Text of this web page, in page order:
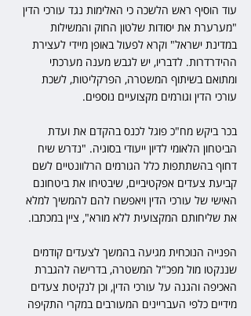
עוד הוסיף ראש הלשכה כי האלימות נגד עורכי הדין
"מערערת את יסודות שלטון החוק והמשילות
במדינת ישראל" וקרא לפעול באופן מיידי לעצירת
ההידרדרות. לדבריו, יש לגבש מענה מערכתי
ומתואם בשיתוף המשטרה, הפרקליטות, לשכת
עורכי הדין וגורמים מקצועיים נוספים.
בכר ביקש מח"כ פוגל לכנס בהקדם את ועדת
הביטחון הלאומי לדיון ייעודי בסוגיה. "נדרש שיח
דחוף בהשתתפות כלל הגורמים הרלוונטיים לשם
קביעת צעדים אפקטיביים, שיבטיחו את ביטחונם
האישי של עורכי הדין ויאפשרו להם להמשיך למלא
את שליחותם המקצועית ללא מורא", ציין במכתבו.
הפנייה הנוכחית מגיעה בהמשך לצעדים קודמים
שננקטו מול מפכ"ל המשטרה, בדרישה להגברת
האכיפה והגנה על עורכי הדין, וכן לנקיטת צעדים
מידיים כלפי העבריינים המעורבים במקרי התקיפה